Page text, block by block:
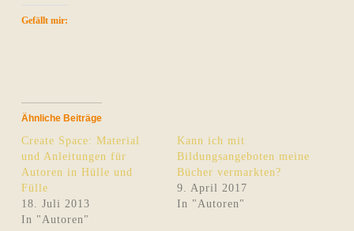
Gefällt mir:
Ähnliche Beiträge
Create Space: Material
und Anleitungen für
Autoren in Hülle und
Fülle
18. Juli 2013
In "Autoren"
Kann ich mit
Bildungsangeboten meine
Bücher vermarkten?
9. April 2017
In "Autoren"